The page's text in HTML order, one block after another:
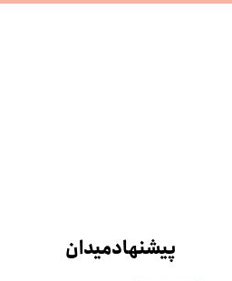
پیشنهاد میدان